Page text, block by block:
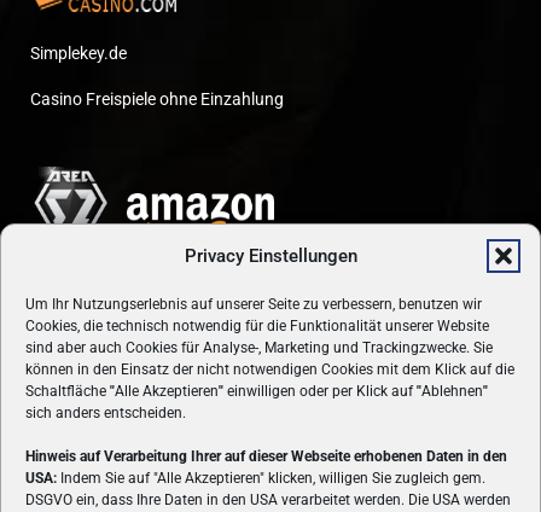
Privacy Einstellungen
Um Ihr Nutzungserlebnis auf unserer Seite zu verbessern, benutzen wir
Cookies, die technisch notwendig für die Funktionalität unserer Website
sind aber auch Cookies für Analyse-, Marketing und Trackingzwecke. Sie
können in den Einsatz der nicht notwendigen Cookies mit dem Klick auf die
Schaltfläche "Alle Akzeptieren" einwilligen oder per Klick auf"Ablehnen"
sich anders entscheiden.
Hinweis auf Verarbeitung Ihrer auf dieser Webseite erhobenen Daten in den
USA: Indem Sie auf "Alle Akzeptieren" klicken, willigen Sie zugleich gem.
DSGVO ein, dass Ihre Daten in den USA verarbeitet werden. Die USA werden
Simplekey.de
Casino Freispiele ohne Einzahlung
ÜBER UNS